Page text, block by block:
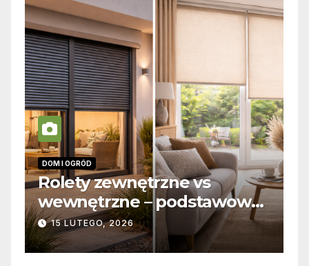
I OGRÓD
zewnętrzne vs
– podstawowe
konstrukcyjne i
LUTEGO, 2026
INFORMACJE
Zabicie
jak
19